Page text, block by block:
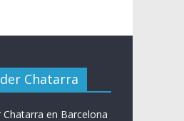
Chatarra
Chatarra en Barcelona